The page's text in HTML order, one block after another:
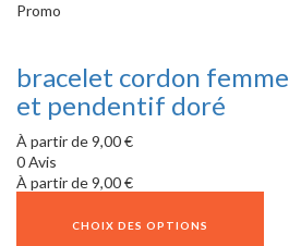
Promo
bracelet cordon femme
et pendentif doré
À partir de9,00€
0 Avis
À partir de9,00€
CHOIX DES OPTIONS